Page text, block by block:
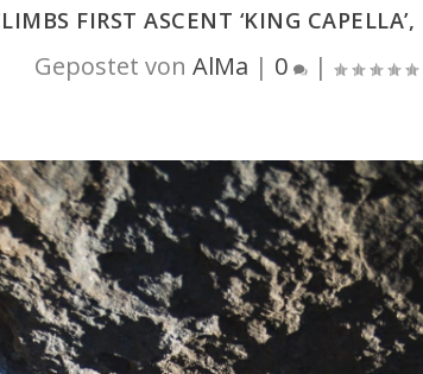
FIRST ASCENT ‘KING CAPELLA’,
Gepostet von AlMa | 0 |